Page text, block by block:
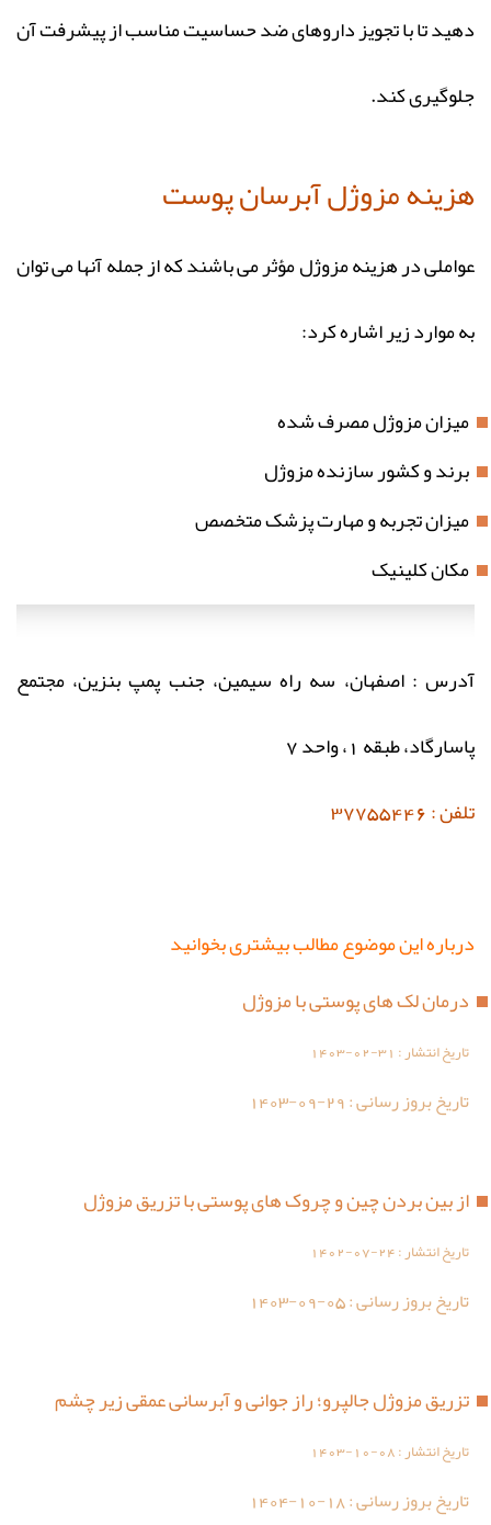
دهید تا با تجویز داروهای ضد حساسیت مناسب از پیشرفت آن
جلوگیری کند.
هزینه مزوژل آبرسان پوست
عواملی در هزینه مزوژل مؤثر می باشند که از جمله آنها می توان
به موارد زیر اشاره کرد:
میزان مزوژل مصرف شده
برند و کشور سازنده مزوژل
میزان تجربه و مهارت پزشک متخصص
مکان کلینیک
آدرس : اصفهان، سه راه سیمین، جنب پمپ بنزین، مجتمع
پاسارگاد، طبقه 1، واحد 7
تلفن : 37755446
درباره این موضوع مطالب بیشتری بخوانید
درمان لک های پوستی با مزوژل
تاریخ انتشار : 1403-02-31
تاریخ بروز رسانی :1403-09-29
از بین بردن چین و چروک های پوستی با تزریق مزوژل
تاریخ انتشار :1402-07-24
تاریخ بروز رسانی :1403-09-05
تزریق مزوژل جالپرو؛ راز جوانی و آبرسانی عمقی زیر چشم
تاریخ انتشار :1403-10-08
تاریخ بروز رسانی :1404-10-18